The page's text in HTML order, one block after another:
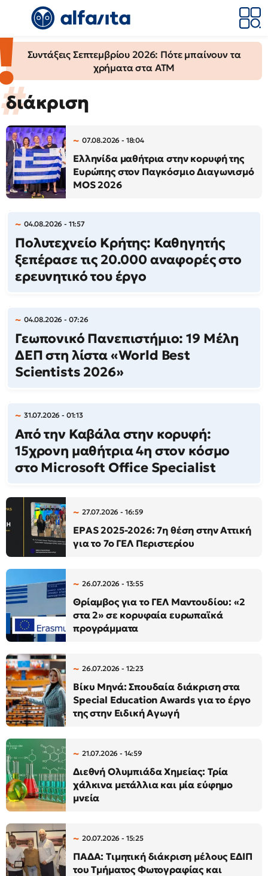
Συντάξεις Σεπτεμβρίου 2026: Πότε μπαίνουν τα
χρήματα στα ΑΤΜ
διάκριση
07.08.2026 - 18:04
Ελληνίδα μαθήτρια στην κορυφή της
Ευρώπης στον Παγκόσμιο Διαγωνισμό
MOS 2026
04.08.2026 - 11:57
Πολυτεχνείο Κρήτης: Καθηγητής
ξεπέρασε τις 20.000 αναφορές στο
ερευνητικό του έργο
04.08.2026 - 07:26
Γεωπονικό Πανεπιστήμιο: 19 Μέλη
ΔΕΠ στη λίστα «World Best
Scientists 2026»
31.07.2026 - 01:13
Από την Καβάλα στην κορυφή:
15χρονη μαθήτρια 4η στον κόσμο
στο Microsoft Office Specialist
27.07.2026 - 16:59
EPAS 2025-2026: 7η θέση στην Αττική
για το 7ο ΓΕΛ Περιστερίου
26.07.2026 - 13:55
Θρίαμβος για το ΓΕΛ Μαντουδίου: «2
στα 2» σε κορυφαία ευρωπαϊκά
προγράμματα
26.07.2026 - 12:23
Βίκυ Μηνά: Σπουδαία διάκριση στα
Special Education Awards για το έργο
της στην Ειδική Αγωγή
21.07.2026 - 14:59
Διεθνή Ολυμπιάδα Χημείας: Τρία
χάλκινα μετάλλια και μία εύφημο
μνεία
20.07.2026 - 15:25
ΠΑΔΑ: Τιμητική διάκριση μέλους ΕΔΙΠ
του Τμήματος Φωτογραφίας και